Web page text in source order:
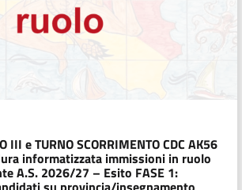
III e TURNO SCORRIMENTO CDC AK56
informatizzata immissioni in ruolo
A.S. 2026/27 – Esito FASE 1: